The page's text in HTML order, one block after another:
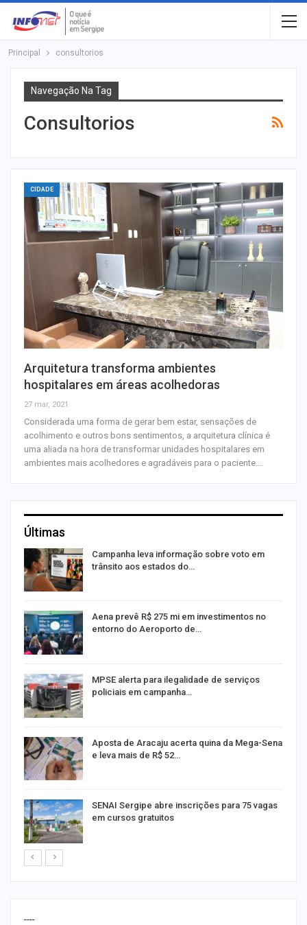
Principal consultorios
Navegação Na Tag
Consultorios
CIDADE
Arquitetura transforma ambientes
hospitalares em áreas acolhedoras
27 mar, 2021
Considerada uma forma de gerar bem estar, sensações de
acolhimento e outros bons sentimentos, a arquitetura clínica é
uma aliada na hora de transformar unidades hospitalares em
ambientes mais acolhedores e agradáveis para o paciente.…
Últimas
Campanha leva informação sobre voto em
trânsito aos estados do…
Aena prevê R$ 275 mi em investimentos no
entorno do Aeroporto de…
MPSE alerta para ilegalidade de serviços
policiais em campanha…
Aposta de Aracaju acerta quina da Mega-Sena
e leva mais de R$ 52…
SENAI Sergipe abre inscrições para 75 vagas
em cursos gratuitos
----